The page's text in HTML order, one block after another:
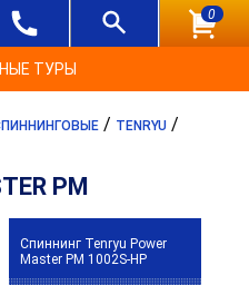
0
ТУРЫ
/ TENRYU /
PM
Спиннинг Tenryu Power
Master PM 1002S-HP